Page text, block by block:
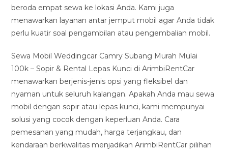
beroda empat sewa ke lokasi Anda. Kami juga
menawarkan layanan antar jemput mobil agar Anda tidak
perlu kuatir soal pengambilan atau pengembalian mobil.
Sewa Mobil Weddingcar Camry Subang Murah Mulai
100k – Sopir & Rental Lepas Kunci di ArimbiRentCar
menawarkan berjenis-jenis opsi yang fleksibel dan
nyaman untuk seluruh kalangan. Apakah Anda mau sewa
mobil dengan sopir atau lepas kunci, kami mempunyai
solusi yang cocok dengan keperluan Anda. Cara
pemesanan yang mudah, harga terjangkau, dan
kendaraan berkwalitas menjadikan ArimbiRentCar pilihan